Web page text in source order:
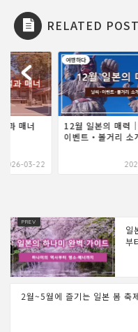
RELATED POST
일본의 매력｜날씨・
여행하다
일본의
방법
일
부
2월~5월에 즐기는 일본 봄 축